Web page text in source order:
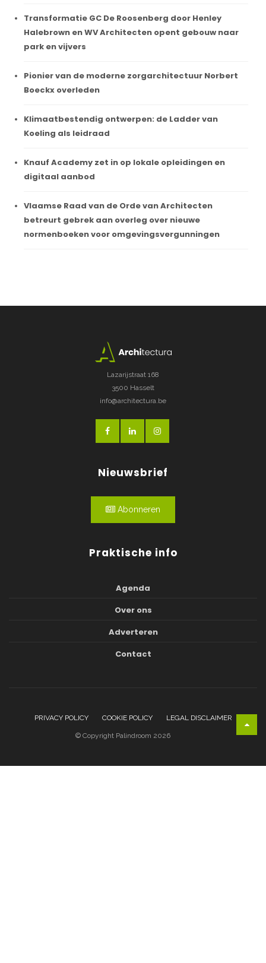
Transformatie GC De Roosenberg door Henley
Halebrown en WV Architecten opent gebouw naar
park en vijvers
Pionier van de moderne zorgarchitectuur Norbert
Boeckx overleden
Klimaatbestendig ontwerpen: de Ladder van
Koeling als leidraad
Knauf Academy zet in op lokale opleidingen en
digitaal aanbod
Vlaamse Raad van de Orde van Architecten
betreurt gebrek aan overleg over nieuwe
normenboeken voor omgevingsvergunningen
Lazarijstraat 168
3500 Hasselt
info@architectura.be
Nieuwsbrief
Abonneren
Praktische info
Agenda
Over ons
Adverteren
Contact
PRIVACY POLICY COOKIE POLICY LEGAL DISCLAIMER
© Copyright Palindroom 2026